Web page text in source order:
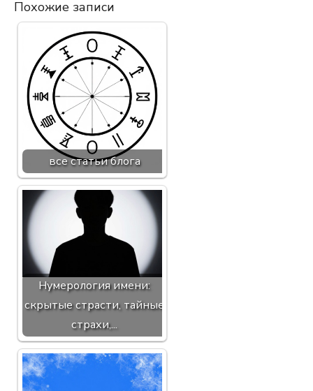
Похожие записи
все статьи блога
Нумерология имени:
скрытые страсти, тайные
страхи,...